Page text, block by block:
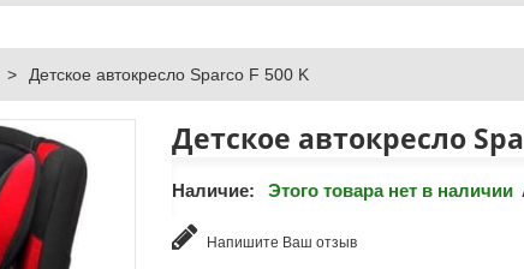
> Детское автокресло Sparco F 500 K
Детское автокресло
Наличие: Этого товара нет в наличии
Напишите Ваш отзыв